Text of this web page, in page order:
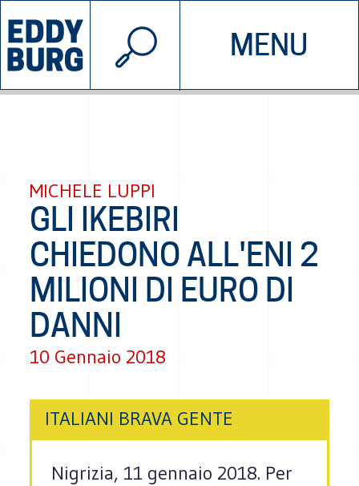
MENU
INIZIATIVE CHI SIAMO
© 2026 EDDYBURG
MICHELE LUPPI
GLI IKEBIRI
CHIEDONO ALL'ENI 2
MILIONI DI EURO DI
DANNI
10 Gennaio 2018
ITALIANI BRAVA GENTE
Nigrizia, 11 gennaio 2018. Per